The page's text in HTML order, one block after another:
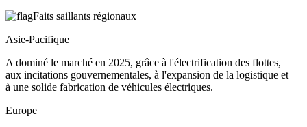
Faits saillants régionaux
Asie-Pacifique
A dominé le marché en 2025, grâce à l'électrification des flottes,
aux incitations gouvernementales, à l'expansion de la logistique et
à une solide fabrication de véhicules électriques.
Europe